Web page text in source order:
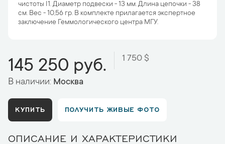
чистоты I1. Диаметр подвески - 13 мм. Длина цепочки - 38
см. Вес - 10,56 гр. В комплекте прилагается экспертное
заключение Геммологического центра МГУ.
145 250 руб. 1 750 $
В наличии: Москва
КУПИТЬ ПОЛУЧИТЬ ЖИВЫЕ ФОТО
ОПИСАНИЕ И ХАРАКТЕРИСТИКИ